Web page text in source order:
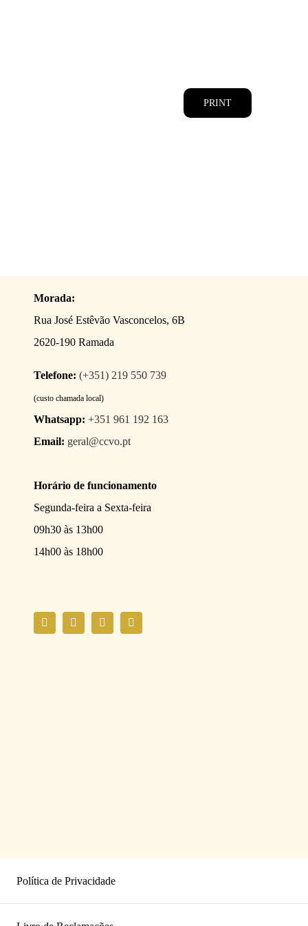
PRINT
Política de Privacidade
Morada:
Rua José Estêvão Vasconcelos, 6B
2620-190 Ramada
Telefone: (+351) 219 550 739
(custo chamada local)
Whatsapp: +351 961 192 163
Email: geral@ccvo.pt
Horário de funcionamento
Segunda-feira a Sexta-feira
09h30 às 13h00
14h00 às 18h00